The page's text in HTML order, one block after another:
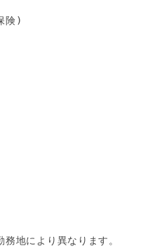
険)
地により異なります。